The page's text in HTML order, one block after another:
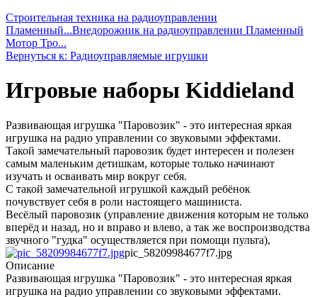
Строительная техника на радиоуправлении
Пламенный...Внедорожник на радиоуправлении Пламенный
Мотор Тро...
Вернуться к: Радиоуправляемые игрушки
Игровые наборы Kiddieland
Развивающая игрушка "Паровозик" - это интересная яркая
игрушка на радио управлении со звуковыми эффектами.
Такой замечательный паровозик будет интересен и полезен
самым маленьким детишкам, которые только начинают
изучать и осваивать мир вокруг себя.
С такой замечательной игрушкой каждый ребёнок
почувствует себя в роли настоящего машиниста.
Весёлый паровозик (управление движения которым не только
вперёд и назад, но и вправо и влево, а так же воспроизводства
звучного "гудка" осуществляется при помощи пульта),
pic_58209984677f7.jpg
Описание
Развивающая игрушка "Паровозик" - это интересная яркая
игрушка на радио управлении со звуковыми эффектами.